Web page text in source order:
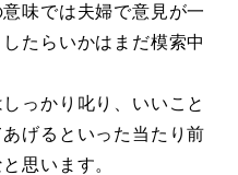
味では夫婦で意見が一
たらいかはまだ模索中
っかり叱り、いいこと
げるといった当たり前
思います。